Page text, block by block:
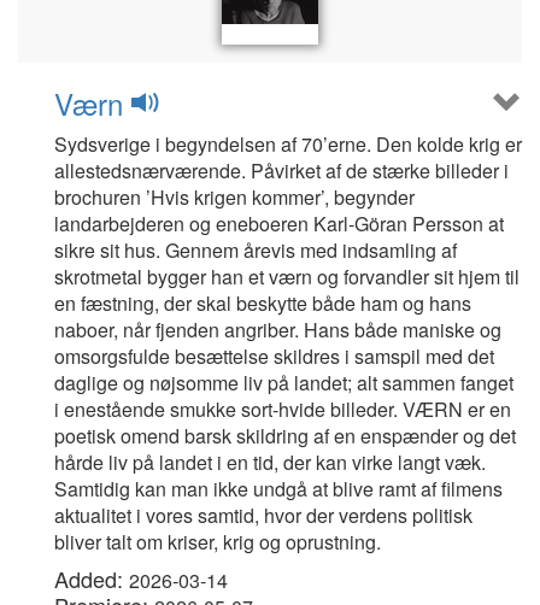
Værn
Sydsverige i begyndelsen af 70’erne. Den kolde krig er
allestedsnærværende. Påvirket af de stærke billeder i
brochuren ’Hvis krigen kommer’, begynder
landarbejderen og eneboeren Karl-Göran Persson at
sikre sit hus. Gennem årevis med indsamling af
skrotmetal bygger han et værn og forvandler sit hjem til
en fæstning, der skal beskytte både ham og hans
naboer, når fjenden angriber. Hans både maniske og
omsorgsfulde besættelse skildres i samspil med det
daglige og nøjsomme liv på landet; alt sammen fanget
i enestående smukke sort-hvide billeder. VÆRN er en
poetisk omend barsk skildring af en enspænder og det
hårde liv på landet i en tid, der kan virke langt væk.
Samtidig kan man ikke undgå at blive ramt af filmens
aktualitet i vores samtid, hvor der verdens politisk
bliver talt om kriser, krig og oprustning.
Added: 2026-03-14